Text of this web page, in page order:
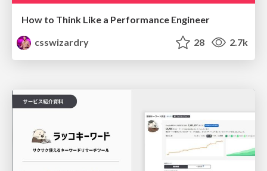
How to Think Like a Performance Engineer
csswizardry
28 2.7k